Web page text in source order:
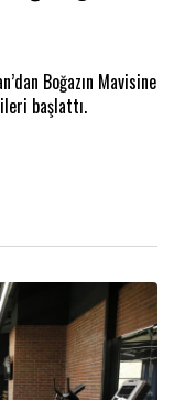
Boğazın Mavisine
başlattı.